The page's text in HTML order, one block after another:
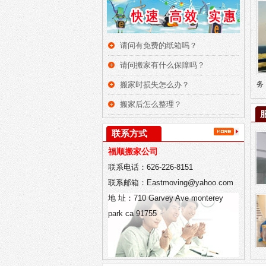
请问有免费的纸箱吗？
请问搬家有什么保障吗？
搬家时损失怎么办？
搬家后怎么整理？
联系方式
福顺搬家公司
联系电话：626-226-8151
联系邮箱：Eastmoving@yahoo.com
地 址：710 Garvey Ave monterey
park ca 91755
务